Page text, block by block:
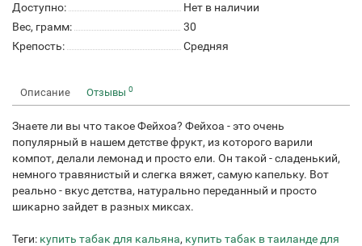
Доступно:
Нет в наличии
Вес, грамм:
30
Крепость:
Средняя
Описание Отзывы 0
Знаете ли вы что такое Фейхоа? Фейхоа - это очень
популярный в нашем детстве фрукт, из которого варили
компот, делали лемонад и просто ели. Он такой - сладенький,
немного травянистый и слегка вяжет, самую капельку. Вот
реально - вкус детства, натурально переданный и просто
шикарно зайдет в разных миксах.
Теги: купить табак для кальяна, купить табак в таиланде для